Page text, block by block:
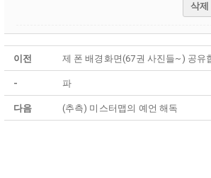
삭제
이전 제 폰 배경화면(67권 사진들~) 공유
- 파
다음 (추측) 미스터맵의 예언 해독